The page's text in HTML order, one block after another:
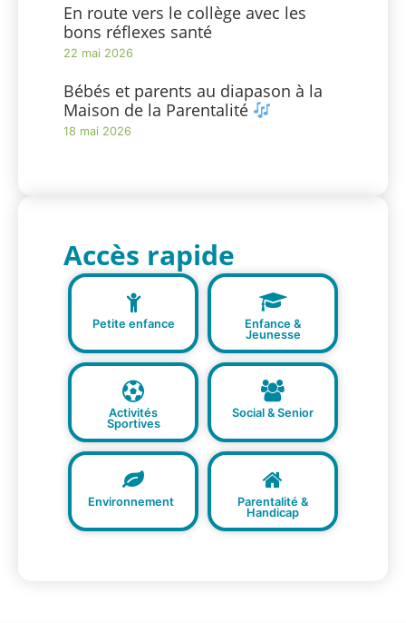
En route vers le collège avec les
bons réflexes santé
22 mai 2026
Bébés et parents au diapason à la
Maison de la Parentalité
18 mai 2026
Accès rapide
Petite enfance
Enfance &
Jeunesse
Activités
Sportives
Social & Senior
Environnement
Parentalité &
Handicap